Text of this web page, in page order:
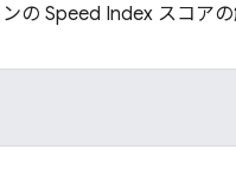
の Speed Index スコアの